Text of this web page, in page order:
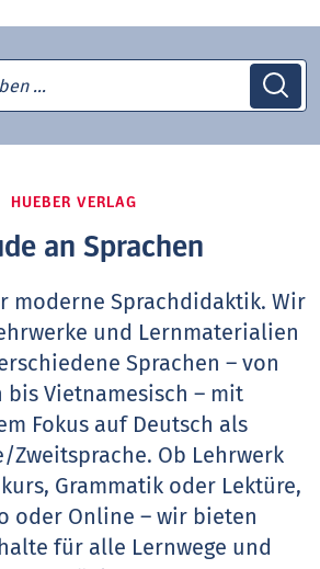
…
HUEBER VERLAG
an Sprachen
moderne Sprachdidaktik. Wir
und Lernmaterialien
Sprachen – von
bis Vietnamesisch – mit
Fokus auf Deutsch als
Zweitsprache. Ob Lehrwerk
Grammatik oder Lektüre,
oder Online – wir bieten
für alle Lernwege und